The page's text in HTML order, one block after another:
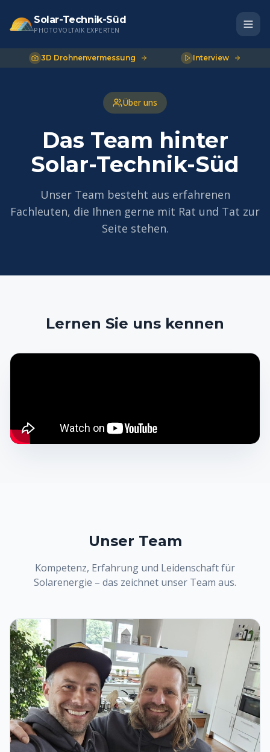
Solar-Technik-Süd
PHOTOVOLTAIK EXPERTEN
3D Drohnenvermessung Interview
Über uns
Das Team hinter
Solar-Technik-Süd
Unser Team besteht aus erfahrenen
Fachleuten, die Ihnen gerne mit Rat und Tat zur
Seite stehen.
Lernen Sie uns kennen
Unser Team
Kompetenz, Erfahrung und Leidenschaft für
Solarenergie – das zeichnet unser Team aus.